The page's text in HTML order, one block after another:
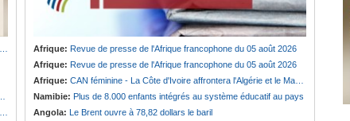
Afrique: Revue de presse de l'Afrique francophone du 05 août 2026
Afrique: Revue de presse de l'Afrique francophone du 05 août 2026
Afrique: CAN féminine - La Côte d'Ivoire affrontera l'Algérie et le Maroc fera face à l'Afrique du Sud en quarts
Namibie: Plus de 8.000 enfants intégrés au système éducatif au pays
Angola: Le Brent ouvre à 78,82 dollars le baril